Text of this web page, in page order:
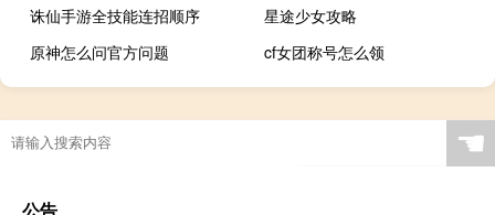
诛仙手游全技能连招顺序
星途少女攻略
原神怎么问官方问题
cf女团称号怎么领
☚